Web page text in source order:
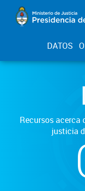
DATOS
Recursos acerca
justicia